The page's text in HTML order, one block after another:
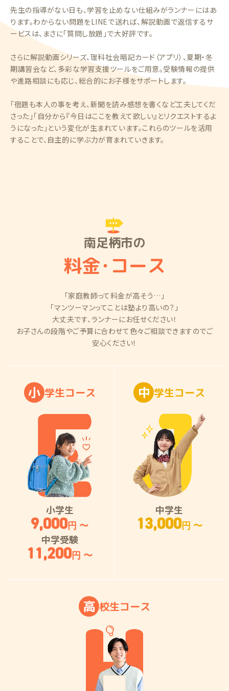
先生の指導がない日も、学習を止めない仕組みがランナーにはあ
ります。わからない問題をLINEで送れば、解説動画で返信するサ
ービスは、まさに「質問し放題」で大好評です。
さらに解説動画シリーズ、理科社会暗記カード（アプリ）、夏期・冬
期講習会など、多彩な学習支援ツールをご用意。受験情報の提供
や進路相談にも応じ、総合的にお子様をサポートします。
「宿題も本人の事を考え、新聞を読み感想を書くなど工夫してくだ
さった」「自分から『今日はここを教えて欲しい』とリクエストするよ
うになった」という変化が生まれています。これらのツールを活用
することで、自主的に学ぶ力が育まれていきます。
南足柄市の
料金・コース
「家庭教師って料金が高そう…」
「マンツーマンってことは塾より高いの？」
大丈夫です、ランナーにお任せください！
お子さんの段階やご予算に合わせて色々ご相談できますのでご
安心ください！
小 学生コース
小学生
9,000円 〜
中学受験
11,200円 〜
中 学生コース
中学生
13,000円 〜
高 校生コース